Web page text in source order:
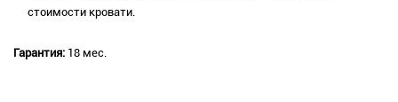
стоимости кровати.
Гарантия: 18 мес.